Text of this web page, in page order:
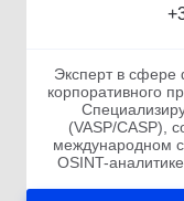
Эксперт в сфере
корпоративного
(VASP/CASP),
международном
OSINT-